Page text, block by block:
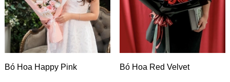
Bó Hoa Happy Pink Bó Hoa Red Velvet